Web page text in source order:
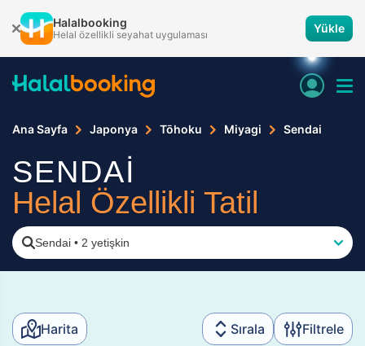
Halalbooking
Helal özellikli seyahat uygulaması Yükle
Ana Sayfa Japonya Tōhoku Miyagi Sendai
SENDAİ
Helal Özellikli Tatil
Sendai • 2 yetişkin
Harita Sırala Filtrele